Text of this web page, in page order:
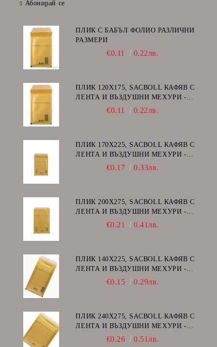
Абонирай се
ПЛИК С БАБЪЛ ФОЛИО РАЗЛИЧНИ
РАЗМЕРИ
€0.11 0.22лв.
ПЛИК 120Х175, SACBOLL КАФЯВ С
ЛЕНТА И ВЪЗДУШНИ МЕХУРИ -
€0.11 0.22лв.
ПЛИК 170Х225, SACBOLL КАФЯВ С
ЛЕНТА И ВЪЗДУШНИ МЕХУРИ -
€0.17 0.33лв.
ПЛИК 200Х275, SACBOLL КАФЯВ С
ЛЕНТА И ВЪЗДУШНИ МЕХУРИ -
€0.21 0.41лв.
ПЛИК 140Х225, SACBOLL КАФЯВ С
ЛЕНТА И ВЪЗДУШНИ МЕХУРИ -
€0.15 0.29лв.
ПЛИК 240Х275, SACBOLL КАФЯВ С
ЛЕНТА И ВЪЗДУШНИ МЕХУРИ -
€0.26 0.51лв.